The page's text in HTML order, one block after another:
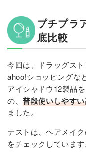
プチプラ
底比較
今回は、ドラッグス
ahoo!ショッピングな
アイシャドウ12製品
の、普段使いしやす
ました。
テストは、ヘアメイ
をチェックしています